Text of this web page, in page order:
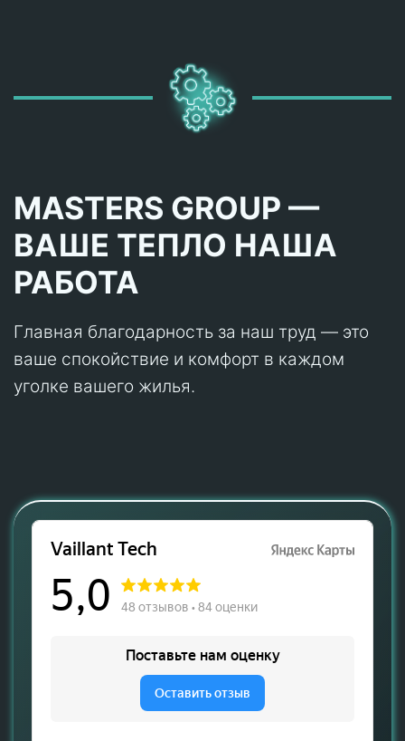
MASTERS GROUP —
ВАШЕ ТЕПЛО НАША
РАБОТА
Главная благодарность за наш труд — это
ваше спокойствие и комфорт в каждом
уголке вашего жилья.